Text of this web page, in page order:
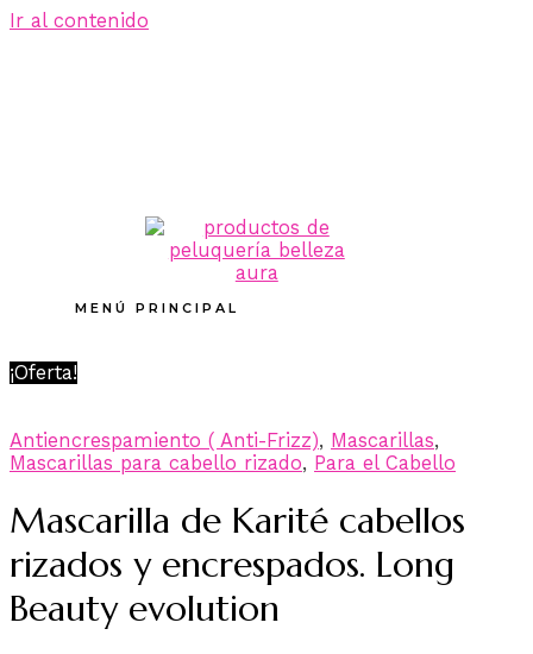
Ir al contenido
MENÚ PRINCIPAL
¡Oferta!
Antiencrespamiento ( Anti-Frizz), Mascarillas,
Mascarillas para cabello rizado, Para el Cabello
Mascarilla de Karité cabellos
rizados y encrespados. Long
Beauty evolution